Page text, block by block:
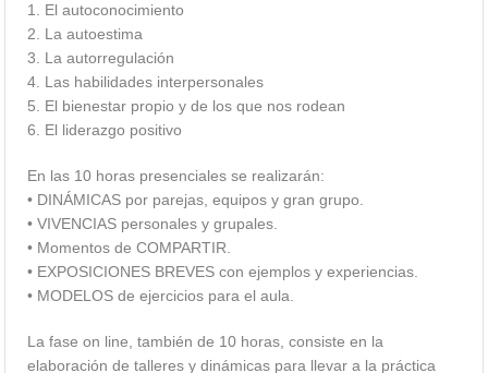
1. El autoconocimiento
2. La autoestima
3. La autorregulación
4. Las habilidades interpersonales
5. El bienestar propio y de los que nos rodean
6. El liderazgo positivo
En las 10 horas presenciales se realizarán:
• DINÁMICAS por parejas, equipos y gran grupo.
• VIVENCIAS personales y grupales.
• Momentos de COMPARTIR.
• EXPOSICIONES BREVES con ejemplos y experiencias.
• MODELOS de ejercicios para el aula.
La fase on line, también de 10 horas, consiste en la
elaboración de talleres y dinámicas para llevar a la práctica